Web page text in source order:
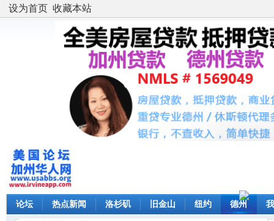
设为首页 收藏本站
论坛 热点新闻 洛杉矶 旧金山 纽约 德州